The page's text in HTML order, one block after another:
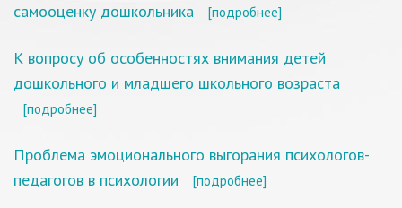
самооценку дошкольника
[подробнее]
К вопросу об особенностях внимания детей
дошкольного и младшего школьного возраста
[подробнее]
Проблема эмоционального выгорания психологов-
педагогов в психологии
[подробнее]